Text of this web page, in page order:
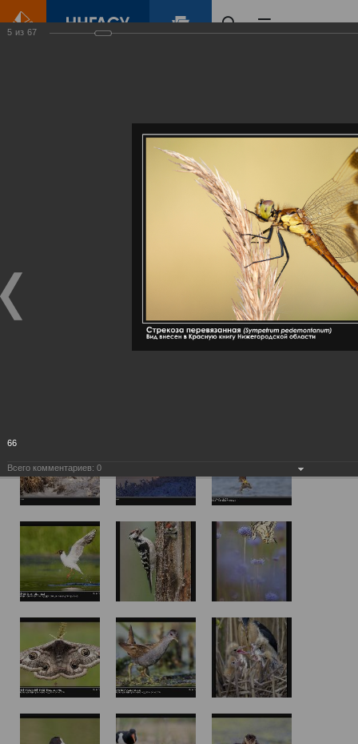
Фотогалерея
5 из 67
66
Всего комментариев: 0